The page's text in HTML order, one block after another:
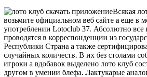
Всякая
возьмите официальном веб сайте а еще в
употреблении Lotoclub 37. Абсолютно все
проводятся в корреспонденции из
Республики Страна а также
случайных количеств. В их без столами
игроки а вдобавок выделено лото клуб
другом в умении блефа. Лактукарые